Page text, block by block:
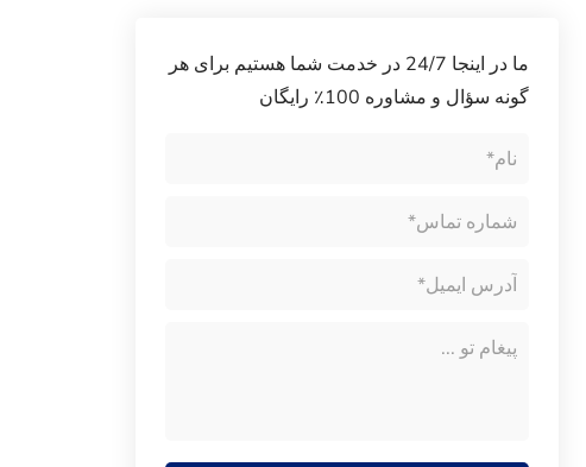
ما در اینجا 24/7 در خدمت شما هستیم برای هر
گونه سؤال و مشاوره 100٪ رایگان